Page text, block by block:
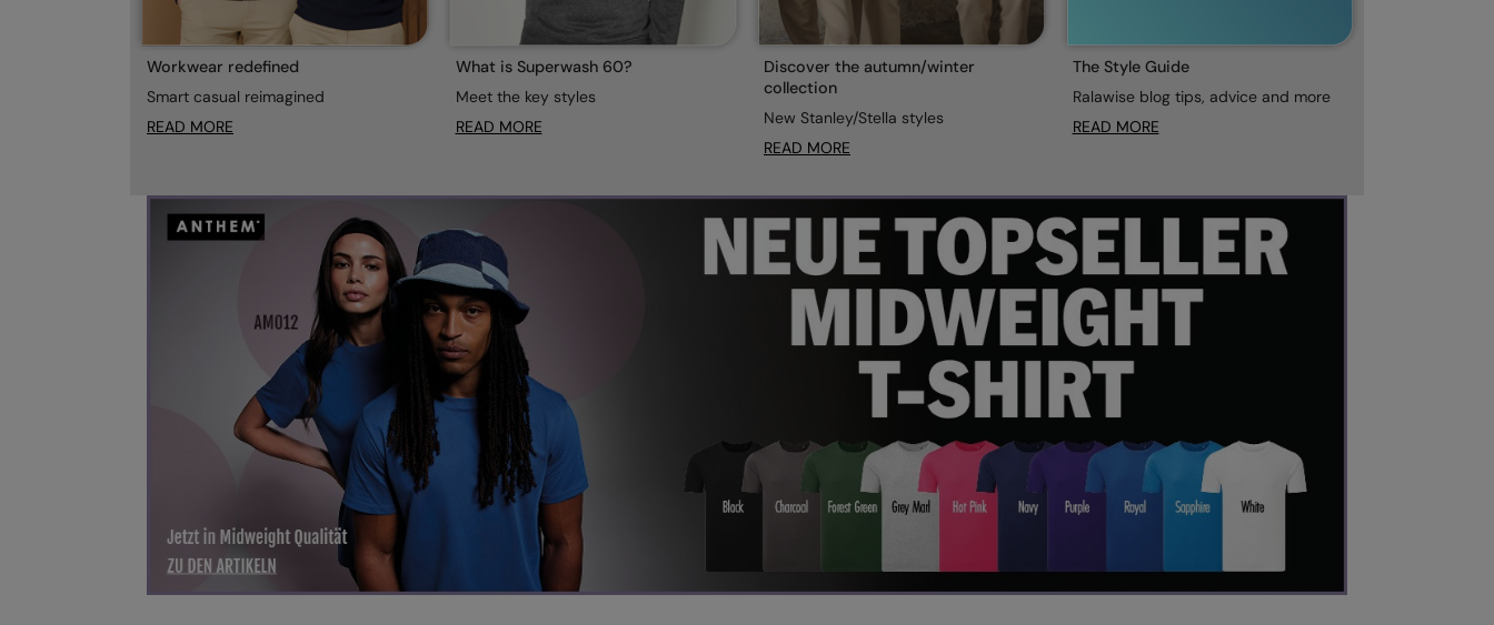
Workwear redefined
Smart casual reimagined
READ MORE
What is Superwash 60?
Meet the key styles
READ MORE
Discover the autumn/winter
collection
New Stanley/Stella styles
READ MORE
The Style Guide
Ralawise blog tips, advice and more
READ MORE